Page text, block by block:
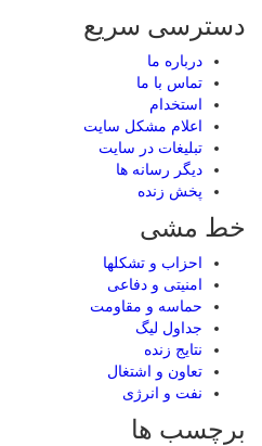
دسترسی سریع
درباره ما
تماس با ما
استخدام
اعلام مشکل سایت
تبلیغات در سایت
ديگر رسانه ها
پخش زنده
خط مشی
احزاب و تشکلها
امنیتی و دفاعی
حماسه و مقاومت
جداول لیگ
نتایج زنده
تعاون و اشتغال
نفت و انرژی
برچسب ها